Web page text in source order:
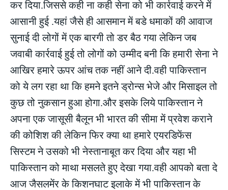
कर दिया.जिससे कही ना कही सेना को भी कार्रवाई करने में
आसानी हुई .यहां जैसे ही आसमान में बडे धमाकों की आवाज
सुनाई दी लोगों में एक बारगी तो डर बैठ गया लेकिन जब
जवाबी कार्रवाई हुई तो लोगों को उम्मीद बनी कि हमारी सेना ने
आखिर हमारे ऊपर आंच तक नहीं आने दी.वही पाकिस्तान
को ये लग रहा था कि हमने इतने ड्रोन्स भेजे और मिसाइल तो
कुछ तो नुकसान हुआ होगा.और इसके लिये पाकिस्तान ने
अपना एक जासूसी बैलून भी भारत की सीमा में प्रवेश कराने
की कोशिश की लेकिन फिर क्या था हमारे एयरडिफेंस
सिस्टम ने उसको भी नेस्तानाबूत कर दिया और यहा भी
पाकिस्तान को माथा मसलते हुए देखा गया.वही आपको बता दे
आज जैसलमेंर के किशनघाट इलाके में भी पाकिस्तान के